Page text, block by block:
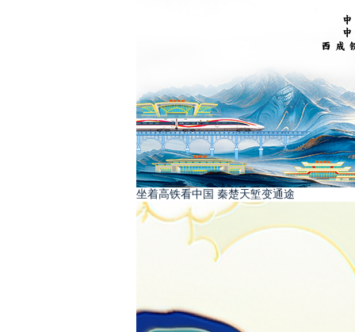
坐着高铁看中国 秦楚天堑变通途